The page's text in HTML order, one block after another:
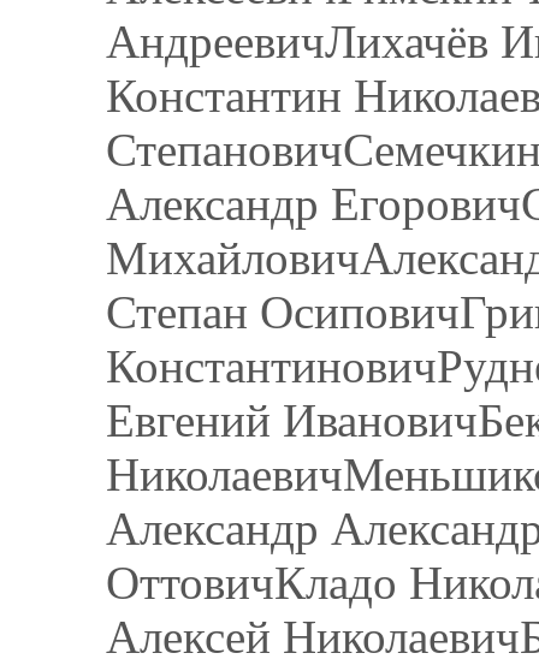
АндреевичЛихачёв
Константин
Александр
Степан
Евгений
Александр
ОттовичКладо
Алексей